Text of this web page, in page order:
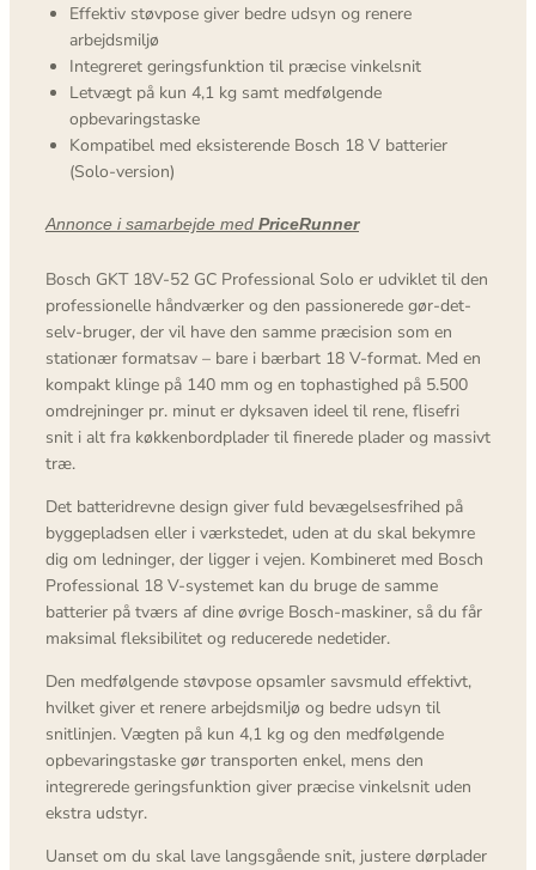
Effektiv støvpose giver bedre udsyn og renere
arbejdsmiljø
Integreret geringsfunktion til præcise vinkelsnit
Letvægt på kun 4,1 kg samt medfølgende
opbevaringstaske
Kompatibel med eksisterende Bosch 18 V batterier
(Solo-version)
Annonce i samarbejde med PriceRunner
Bosch GKT 18V-52 GC Professional Solo er udviklet til den
professionelle håndværker og den passionerede gør-det-
selv-bruger, der vil have den samme præcision som en
stationær formatsav – bare i bærbart 18 V-format. Med en
kompakt klinge på 140 mm og en tophastighed på 5.500
omdrejninger pr. minut er dyksaven ideel til rene, flisefri
snit i alt fra køkkenbordplader til finerede plader og massivt
træ.
Det batteridrevne design giver fuld bevægelsesfrihed på
byggepladsen eller i værkstedet, uden at du skal bekymre
dig om ledninger, der ligger i vejen. Kombineret med Bosch
Professional 18 V-systemet kan du bruge de samme
batterier på tværs af dine øvrige Bosch-maskiner, så du får
maksimal fleksibilitet og reducerede nedetider.
Den medfølgende støvpose opsamler savsmuld effektivt,
hvilket giver et renere arbejdsmiljø og bedre udsyn til
snitlinjen. Vægten på kun 4,1 kg og den medfølgende
opbevaringstaske gør transporten enkel, mens den
integrerede geringsfunktion giver præcise vinkelsnit uden
ekstra udstyr.
Uanset om du skal lave langsgående snit, justere dørplader